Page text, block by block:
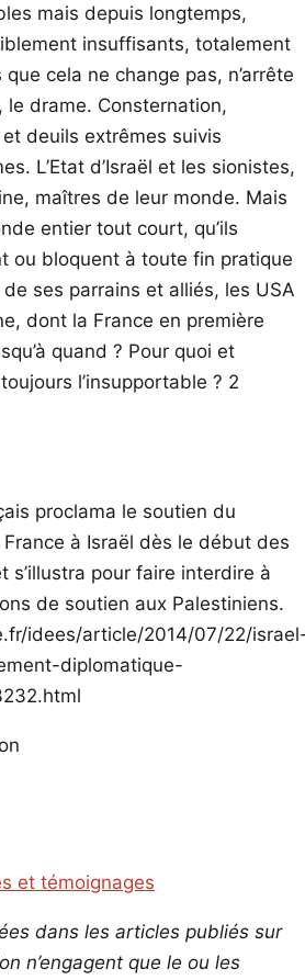
mais depuis longtemps,
insuffisants, totalement
cela ne change pas, n’arrête
le drame. Consternation,
deuils extrêmes suivis
L’Etat d’Israël et les sionistes,
maîtres de leur monde. Mais
entier tout court, qu’ils
ou bloquent à toute fin pratique
ses parrains et alliés, les USA
dont la France en première
quand ? Pour quoi et
l’insupportable ? 2
proclama le soutien du
à Israël dès le début des
s’illustra pour faire interdire à
de soutien aux Palestiniens.
idees/article/2014/07/22/
diplomatique-
et témoignages
dans les articles publiés sur
n’engagent que le ou les